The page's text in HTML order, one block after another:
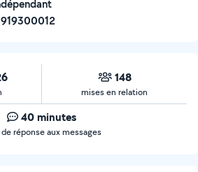
148
mises en relation
40 minutes
réponse aux messages